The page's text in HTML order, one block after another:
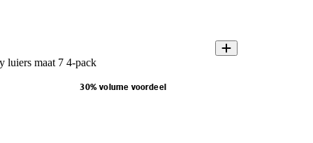
luiers maat 7 4-pack
30% volume voordeel